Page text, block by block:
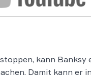
kann
Damit kann er